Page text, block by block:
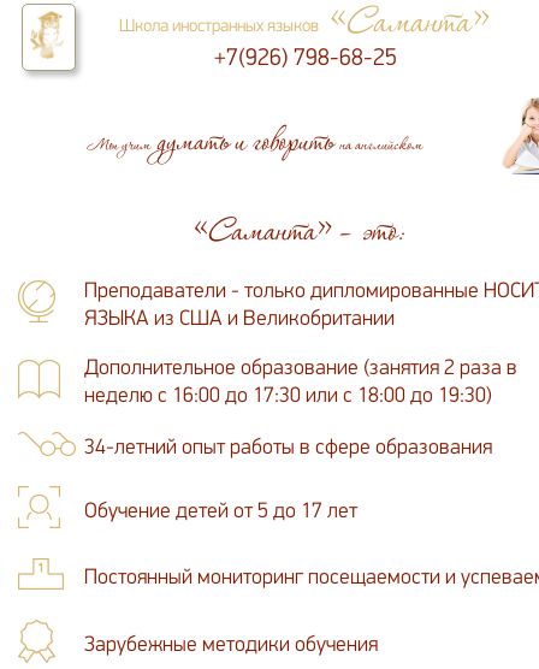
Школа иностранных языков «Саманта»
+7(926) 798-68-25
Мы учимдумать и говоритьна английском
«Саманта» – это:
Преподаватели - только дипломированные
ЯЗЫКА из США и Великобритании
Дополнительное образование (занятия 2 раза в
неделю с 16:00 до 17:30 или с 18:00 до 19:30)
34-летний опыт работы в сфере образования
Обучение детей от 5 до 17 лет
Постоянный мониторинг посещаемости и
Зарубежные методики обучения